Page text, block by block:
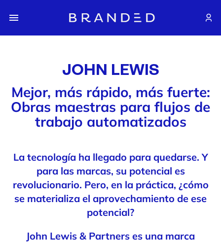
JOHN LEWIS
Mejor, más rápido, más fuerte:
Obras maestras para flujos de
trabajo automatizados
La tecnología ha llegado para quedarse. Y
para las marcas, su potencial es
revolucionario. Pero, en la práctica, ¿cómo
se materializa el aprovechamiento de ese
potencial?
John Lewis & Partners es una marca